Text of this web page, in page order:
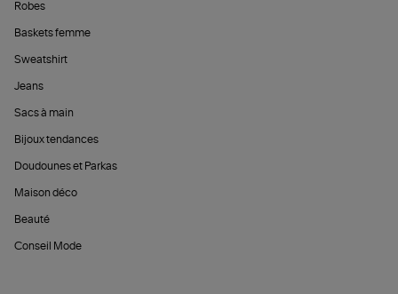
Robes
Baskets femme
Sweatshirt
Jeans
Sacs à main
Bijoux tendances
Doudounes et Parkas
Maison déco
Beauté
Conseil Mode